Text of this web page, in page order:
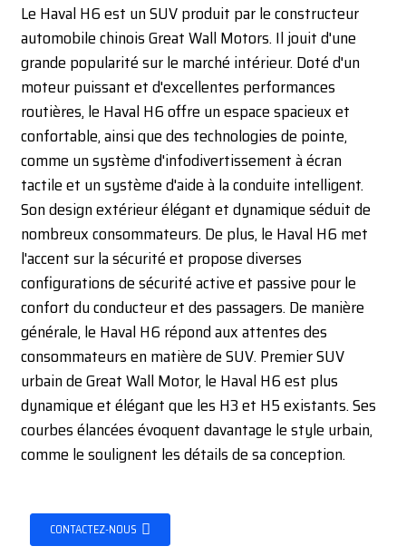
Le Haval H6 est un SUV produit par le constructeur
automobile chinois Great Wall Motors. Il jouit d'une
grande popularité sur le marché intérieur. Doté d'un
moteur puissant et d'excellentes performances
routières, le Haval H6 offre un espace spacieux et
confortable, ainsi que des technologies de pointe,
comme un système d'infodivertissement à écran
tactile et un système d'aide à la conduite intelligent.
Son design extérieur élégant et dynamique séduit de
nombreux consommateurs. De plus, le Haval H6 met
l'accent sur la sécurité et propose diverses
configurations de sécurité active et passive pour le
confort du conducteur et des passagers. De manière
générale, le Haval H6 répond aux attentes des
consommateurs en matière de SUV. Premier SUV
urbain de Great Wall Motor, le Haval H6 est plus
dynamique et élégant que les H3 et H5 existants. Ses
courbes élancées évoquent davantage le style urbain,
comme le soulignent les détails de sa conception.
CONTACTEZ-NOUS